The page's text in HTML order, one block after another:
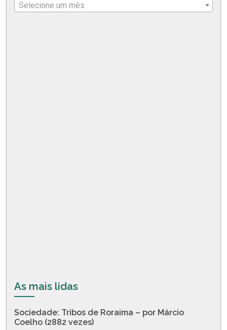
Selecione um mês
As mais lidas
Sociedade: Tribos de Roraima – por Márcio
Coelho (2882 vezes)